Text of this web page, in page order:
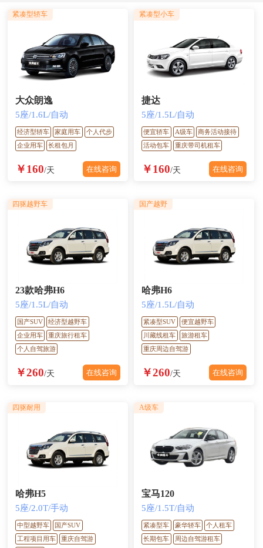
大众朗逸
5座/1.6L/自动
经济型轿车 家庭用车
个人代步
企业用车
长租包月
￥160/天 在线咨询
紧凑型轿车
捷达
5座/1.5L/自动
便宜轿车 A级车
商务活动接待
活动包车
重庆带司机租车
￥160/天 在线咨询
紧凑型小车
23款哈弗H6
5座/1.5L/自动
国产SUV
经济型越野车
企业用车
重庆旅行租车
个人自驾旅游
￥260/天 在线咨询
四驱越野车
哈弗H6
5座/1.5L/自动
紧凑型SUV
便宜越野车
川藏线租车
旅游租车
重庆周边自驾游
￥260/天 在线咨询
国产越野
哈弗H5
5座/2.0T/手动
中型越野车
国产SUV
工程项目用车
重庆自驾游
四驱耐用
宝马120
5座/1.5T/自动
紧凑型车 豪华轿车
个人租车
长期包车
周边自驾游租车
A级车